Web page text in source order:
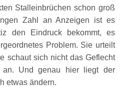
Stalleinbrüchen schon groß
Zahl an Anzeigen ist es
den Eindruck bekommt, es
Problem. Sie urteilt
schaut sich nicht das Geflecht
an. Und genau hier liegt der
etwas ändern.